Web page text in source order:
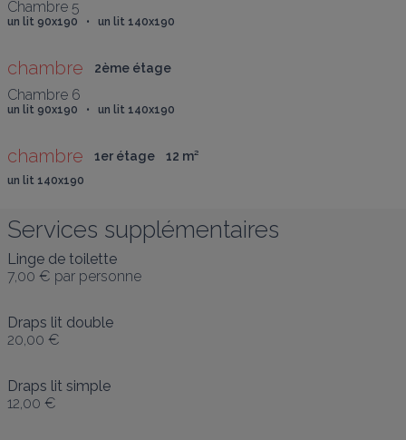
un lit 90x190   •   un lit 140x190
chambre 2ème étage
un lit 90x190   •   un lit 140x190
chambre 1er étage 12 m²
un lit 140x190
Services supplémentaires
Linge de toilette
7,00 € par personne
Draps lit double
20,00 €
Draps lit simple
12,00 €